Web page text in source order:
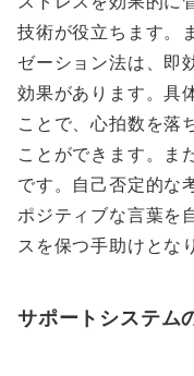
技術が役立ちます。
ゼーション法は、即
効果があります。具
ことで、心拍数を落
ことができます。ま
です。自己否定的な
ポジティブな言葉を
スを保つ手助けとな
サポートシステム